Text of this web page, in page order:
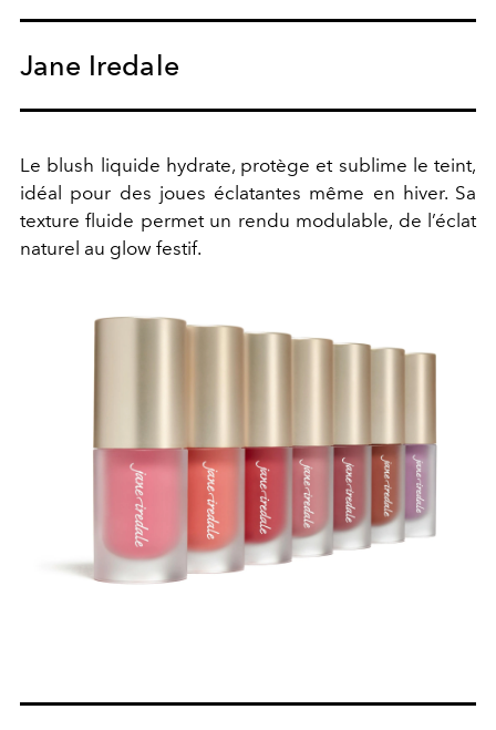
Jane Iredale
Le blush liquide hydrate, protège et sublime le teint,
idéal pour des joues éclatantes même en hiver. Sa
texture fluide permet un rendu modulable, de l’éclat
naturel au glow festif.